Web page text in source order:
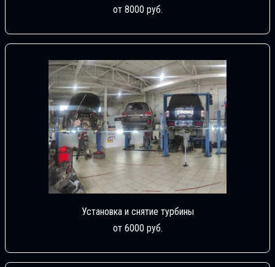
от 8000 руб.
Установка и снятие турбины
от 6000 руб.